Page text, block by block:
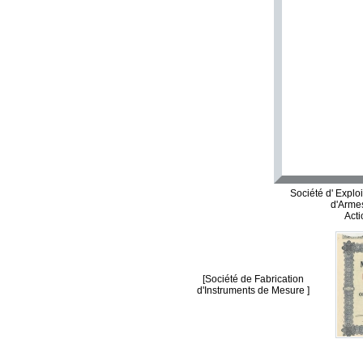
Société d'
[Société de Fabrication
d'Instruments de Mesure ]